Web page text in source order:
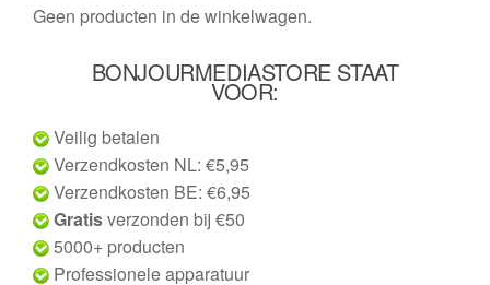
Geen producten in de winkelwagen.
BONJOURMEDIASTORE STAAT
VOOR:
Veilig betalen
Verzendkosten NL: €5,95
Verzendkosten BE: €6,95
Gratisverzonden bij €50
5000+ producten
Professionele apparatuur